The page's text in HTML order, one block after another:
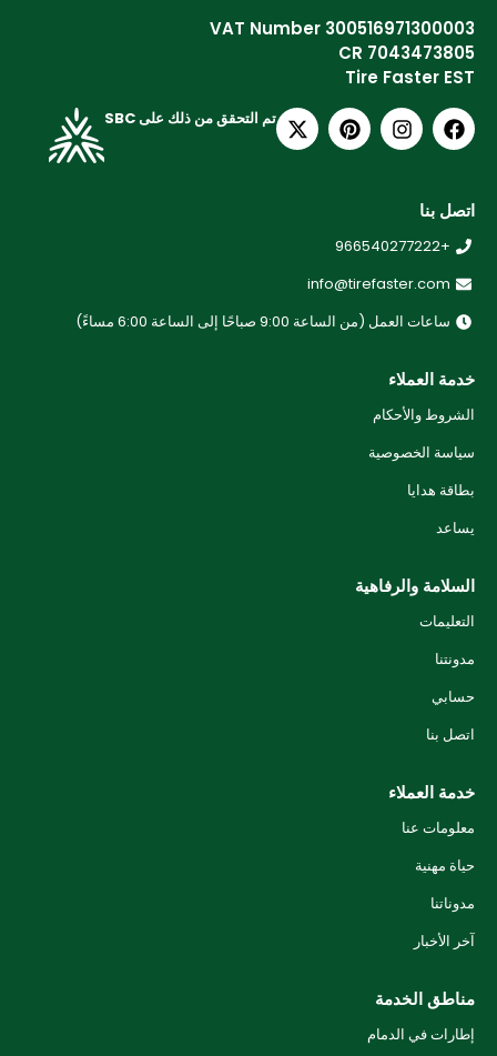
VAT Number 300516971300003
CR 7043473805
Tire Faster EST
تم التحقق من ذلك على SBC
اتصل بنا
+966540277222
info@tirefaster.com
ساعات العمل (من الساعة 9:00 صباحًا إلى الساعة 6:00 مساءً)
خدمة العملاء
الشروط والأحكام
سياسة الخصوصية
بطاقة هدايا
يساعد
السلامة والرفاهية
التعليمات
مدونتنا
حسابي
اتصل بنا
خدمة العملاء
معلومات عنا
حياة مهنية
مدوناتنا
آخر الأخبار
مناطق الخدمة
إطارات في الدمام